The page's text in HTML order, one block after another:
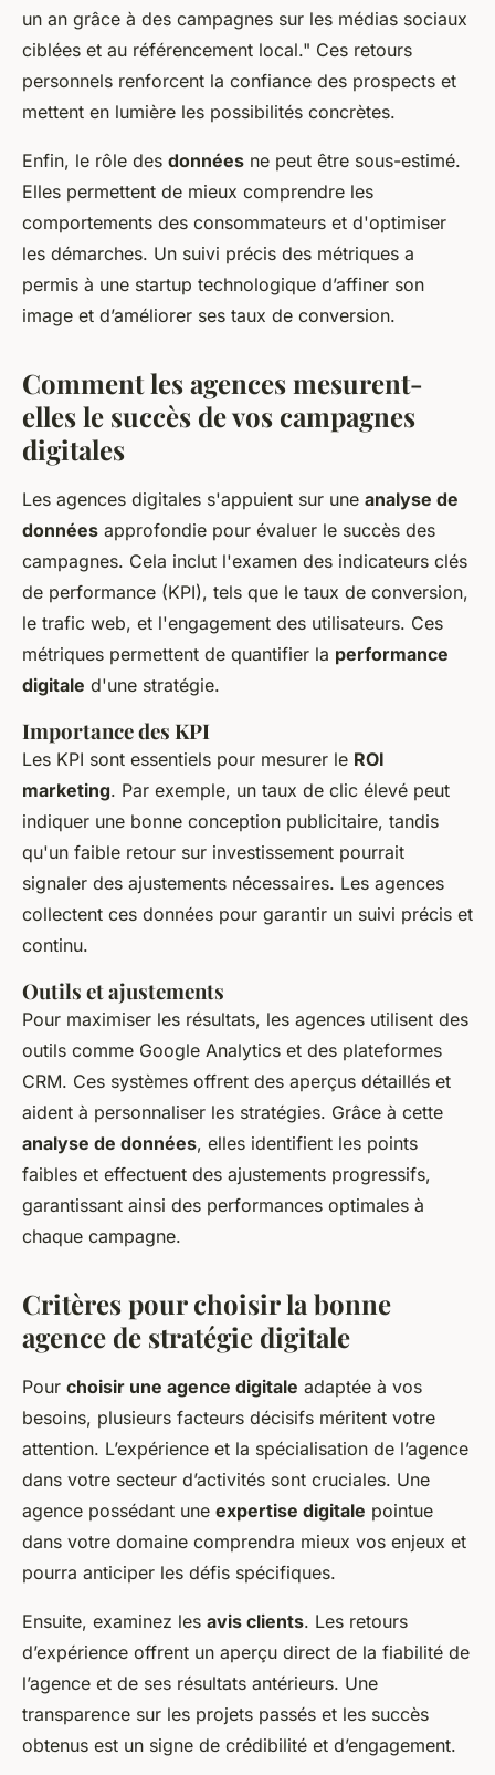
un an grâce à des campagnes sur les médias sociaux
ciblées et au référencement local." Ces retours
personnels renforcent la confiance des prospects et
mettent en lumière les possibilités concrètes.
Enfin, le rôle des données ne peut être sous-estimé.
Elles permettent de mieux comprendre les
comportements des consommateurs et d'optimiser
les démarches. Un suivi précis des métriques a
permis à une startup technologique d’affiner son
image et d’améliorer ses taux de conversion.
Comment les agences mesurent-
elles le succès de vos campagnes
digitales
Les agences digitales s'appuient sur une analyse de
données approfondie pour évaluer le succès des
campagnes. Cela inclut l'examen des indicateurs clés
de performance (KPI), tels que le taux de conversion,
le trafic web, et l'engagement des utilisateurs. Ces
métriques permettent de quantifier la performance
digitale d'une stratégie.
Importance des KPI
Les KPI sont essentiels pour mesurer le ROI
marketing. Par exemple, un taux de clic élevé peut
indiquer une bonne conception publicitaire, tandis
qu'un faible retour sur investissement pourrait
signaler des ajustements nécessaires. Les agences
collectent ces données pour garantir un suivi précis et
continu.
Outils et ajustements
Pour maximiser les résultats, les agences utilisent des
outils comme Google Analytics et des plateformes
CRM. Ces systèmes offrent des aperçus détaillés et
aident à personnaliser les stratégies. Grâce à cette
analyse de données, elles identifient les points
faibles et effectuent des ajustements progressifs,
garantissant ainsi des performances optimales à
chaque campagne.
Critères pour choisir la bonne
agence de stratégie digitale
Pour choisir une agence digitale adaptée à vos
besoins, plusieurs facteurs décisifs méritent votre
attention. L’expérience et la spécialisation de l’agence
dans votre secteur d’activités sont cruciales. Une
agence possédant une expertise digitale pointue
dans votre domaine comprendra mieux vos enjeux et
pourra anticiper les défis spécifiques.
Ensuite, examinez les avis clients. Les retours
d’expérience offrent un aperçu direct de la fiabilité de
l’agence et de ses résultats antérieurs. Une
transparence sur les projets passés et les succès
obtenus est un signe de crédibilité et d’engagement.